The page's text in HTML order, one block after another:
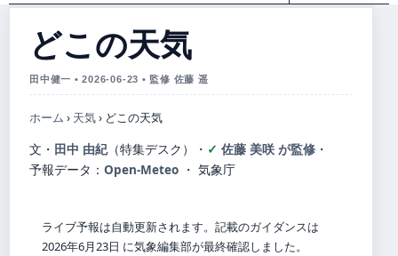
どこの天気
田中健一 • 2026-06-23 • 監修 佐藤 遥
ホーム › 天気› どこの天気
文・ 田中 由紀（特集デスク） ・ 佐藤 美咲 が監修 ・
予報データ： Open-Meteo ・ 気象庁
ライブ予報は自動更新されます。記載のガイダンスは
2026年6月23日 に気象編集部が最終確認しました。